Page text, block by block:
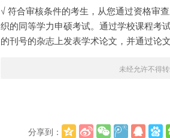
√ 符合审核条件的考生，从您通过资格审
织的同等学力申硕考试。通过学校课程考
的刊号的杂志上发表学术论文，并通过论文
未经允许不得转
分享到：